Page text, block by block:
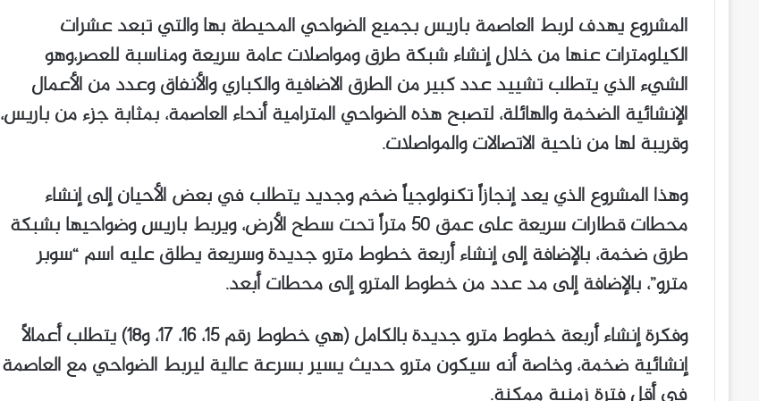
المشروع يهدف لربط العاصمة باريس بجميع الضواحي المحيطة بها والتي تبعد عشرات
الكيلومترات عنها من خلال إنشاء شبكة طرق ومواصلات عامة سريعة ومناسبة للعصر،وهو
الشيء الذي يتطلب تشييد عدد كبير من الطرق الاضافية والكباري والأنفاق وعدد من الأعمال
الإنشائية الضخمة والهائلة، لتصبح هذه الضواحي المترامية أنحاء العاصمة، بمثابة جزء من باريس،
وقريبة لها من ناحية الاتصالات والمواصلات.
وهذا المشروع الذي يعد إنجازاً تكنولوجياً ضخم وجديد يتطلب في بعض الأحيان إلى إنشاء
محطات قطارات سريعة على عمق 50 متراً تحت سطح الأرض، ويربط باريس وضواحيها بشبكة
طرق ضخمة، بالإضافة إلى إنشاء أربعة خطوط مترو جديدة وسريعة يطلق عليه اسم “سوبر
مترو”، بالإضافة إلى مد عدد من خطوط المترو إلى محطات أبعد.
وفكرة إنشاء أربعة خطوط مترو جديدة بالكامل (هي خطوط رقم 15، 16، 17، و18) يتطلب أعمالاً
إنشائية ضخمة، وخاصة أنه سيكون مترو حديث يسير بسرعة عالية ليربط الضواحي مع العاصمة